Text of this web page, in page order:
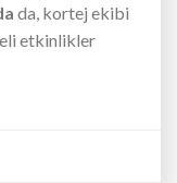
da, kortej ekibi
etkinlikler